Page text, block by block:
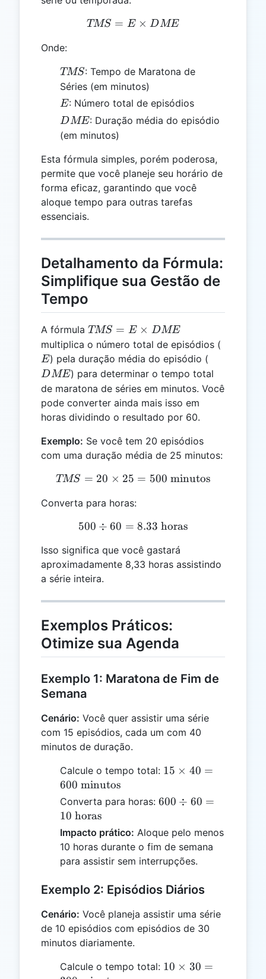
TMS = E \times DME
TMS = E × DME
Onde:
TMS
TMS: Tempo de Maratona de
Séries (em minutos)
E
E: Número total de episódios
DME
DME: Duração média do episódio
(em minutos)
Esta fórmula simples, porém poderosa,
permite que você planeje seu horário de
forma eficaz, garantindo que você
aloque tempo para outras tarefas
essenciais.
Detalhamento da Fórmula:
Simplifique sua Gestão de
Tempo
A fórmula TMS
= E
\times
DME
TMS = E × DME
multiplica o número total de episódios (
E) pela duração média do episódio (
DME) para determinar o tempo total
de maratona de séries em minutos. Você
pode converter ainda mais isso em
horas dividindo o resultado por 60.
Exemplo: Se você tem 20 episódios
com uma duração média de 25 minutos:
TMS = 20 \times 25 =
TMS = 20 × 25 = 500 minutos
Converta para horas:
500 \div 60 = 8.33 \text{
500 ÷ 60 = 8.33 horas
Isso significa que você gastará
aproximadamente 8,33 horas assistindo
a série inteira.
Exemplos Práticos:
Otimize sua Agenda
Exemplo 1: Maratona de Fim de
Semana
Cenário: Você quer assistir uma série
com 15 episódios, cada um com 40
minutos de duração.
Calcule o tempo total: 15
40 = 600
15 × 40 =
600 minutos
Converta para horas: 600
60 =
10
\text{
horas}
600 ÷ 60 =
10 horas
Impacto prático: Aloque pelo menos
10 horas durante o fim de semana
para assistir sem interrupções.
Exemplo 2: Episódios Diários
Cenário: Você planeja assistir uma série
de 10 episódios com episódios de 30
minutos diariamente.
Calcule o tempo total: 10
10 × 30 =